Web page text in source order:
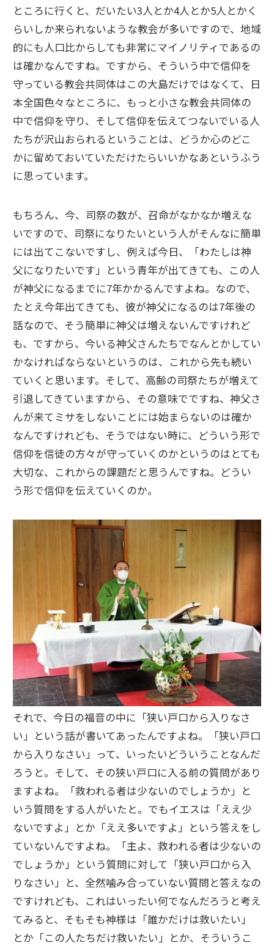
ところに行くと、だいたい3人とか4人とか5人とかく
らいしか来られないような教会が多いですので、地域
的にも人口比からしても非常にマイノリティであるの
は確かなんですね。ですから、そういう中で信仰を
守っている教会共同体はこの大島だけではなくて、日
本全国色々なところに、もっと小さな教会共同体の
中で信仰を守り、そして信仰を伝えてつないでいる人
たちが沢山おられるということは、どうか心のどこ
かに留めておいていただけたらいいかなあというふう
に思っています。
もちろん、今、司祭の数が、召命がなかなか増えな
いですので、司祭になりたいという人がそんなに簡単
には出てこないですし、例えば今日、「わたしは神
父になりたいです」という青年が出てきても、この人
が神父になるまでに7年かかるんですよね。なので、
たとえ今年出てきても、彼が神父になるのは7年後の
話なので、そう簡単に神父は増えないんですけれど
も、ですから、今いる神父さんたちでなんとかしてい
かなければならないというのは、これから先も続い
ていくと思います。そして、高齢の司祭たちが増えて
引退してきていますから、その意味でですね、神父さ
んが来てミサをしないことには始まらないのは確か
なんですけれども、そうではない時に、どういう形で
信仰を信徒の方々が守っていくのかというのはとても
大切な、これからの課題だと思うんですね。どうい
う形で信仰を伝えていくのか。
それで、今日の福音の中に「狭い戸口から入りなさ
い」という話が書いてあったんですよね。「狭い戸口
から入りなさい」って、いったいどういうことなんだ
ろうと。そして、その狭い戸口に入る前の質問があり
ますよね。「救われる者は少ないのでしょうか」と
いう質問をする人がいたと。でもイエスは「ええ少
ないですよ」とか「ええ多いですよ」という答えをし
ていないんですよね。「主よ、救われる者は少ないの
でしょうか」という質問に対して「狭い戸口から入
りなさい」と、全然噛み合っていない質問と答えなの
ですけれども、これはいったい何でなんだろうと考え
てみると、そもそも神様は「誰かだけは救いたい」
とか「この人たちだけ救いたい」とか、そういうこ